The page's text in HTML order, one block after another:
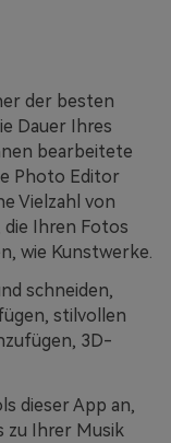
der besten
Dauer Ihres
bearbeitete
Photo Editor
Vielzahl von
Ihren Fotos
wie Kunstwerke.
schneiden,
stilvollen
3D-
dieser App an,
zu Ihrer Musik